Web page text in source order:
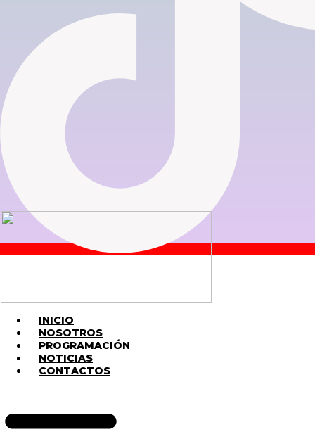
INICIO
NOSOTROS
PROGRAMACIÓN
NOTICIAS
CONTACTOS